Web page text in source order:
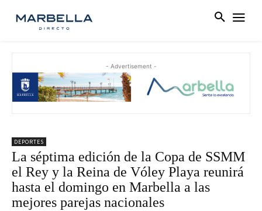
- Advertisement -
DEPORTES
La séptima edición de la Copa de SSMM
el Rey y la Reina de Vóley Playa reunirá
hasta el domingo en Marbella a las
mejores parejas nacionales